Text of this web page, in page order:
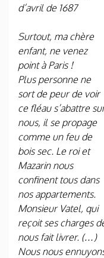
d’avril de 1687
Surtout, ma chère
enfant, ne venez
point à Paris !
Plus personne ne
sort de peur de voir
ce fléau s’abattre
nous, il se propage
comme un feu de
bois sec. Le roi et
Mazarin nous
confinent tous dans
nos appartements.
Monsieur Vatel, qui
reçoit ses charges
nous fait livrer. (…)
Nous nous